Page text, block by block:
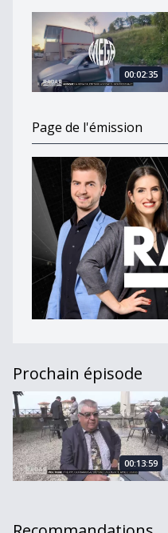
Un mega talent sur la
00:02:35
Page de l'émission
Prochain épisode
Journal du 21 juin 2022
00:13:59